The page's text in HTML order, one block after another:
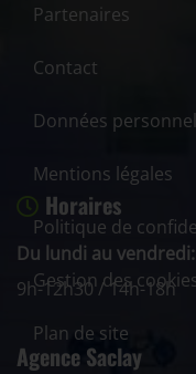
Partenaires
Contact
Données
Mentions légales
Politique de
Gestion des
Plan de site
Horaires
Du lundi au vendredi:
9h-12h30 / 14h-18h
Agence Saclay